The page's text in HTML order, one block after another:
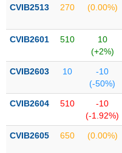
mô
thị
Niêm
CVIB2513 270 (0.00%)
CVIB2601 510
10
(+2%)
CVIB2603 10
-10
(-50%)
CVIB2604 510
-10
(-1.92%)
CVIB2605 650 (0.00%)
NGÀNH
DOANH
NGHIỆP